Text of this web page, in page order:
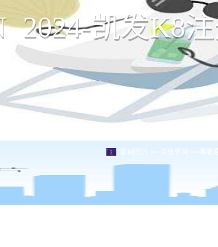
凯发K8
新闻资讯 企业新闻 和创